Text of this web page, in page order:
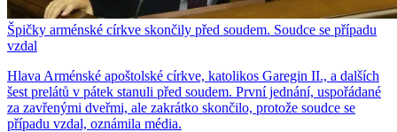
Špičky arménské církve skončily před soudem. Soudce se případu
vzdal
Hlava Arménské apoštolské církve, katolikos Garegin II., a dalších
šest prelátů v pátek stanuli před soudem. První jednání, uspořádané
za zavřenými dveřmi, ale zakrátko skončilo, protože soudce se
případu vzdal, oznámila média.